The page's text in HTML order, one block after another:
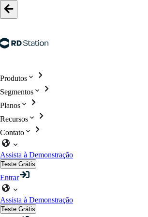
Produtos
Segmentos
Planos
Recursos
Contato
Assista à Demonstração
Teste Grátis
Entrar
Assista à Demonstração
Teste Grátis